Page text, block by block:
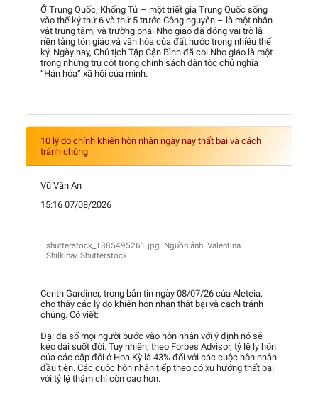
Ở Trung Quốc, Khổng Tử – một triết gia Trung Quốc sống
vào thế kỷ thứ 6 và thứ 5 trước Công nguyên – là một nhân
vật trung tâm, và trường phái Nho giáo đã đóng vai trò là
nền tảng tôn giáo và văn hóa của đất nước trong nhiều thế
kỷ. Ngày nay, Chủ tịch Tập Cận Bình đã coi Nho giáo là một
trong những trụ cột trong chính sách dân tộc chủ nghĩa
“Hán hóa” xã hội của mình.
10 lý do chính khiến hôn nhân ngày nay thất bại và cách
tránh chúng
Vũ Văn An
15:16 07/08/2026
shutterstock_1885495261.jpg. Nguồn ảnh: Valentina
Shilkina/ Shutterstock
Cerith Gardiner, trong bản tin ngày 08/07/26 của Aleteia,
cho thấy các lý do khiến hôn nhân thất bại và cách tránh
chúng. Cô viết:
Đại đa số mọi người bước vào hôn nhân với ý định nó sẽ
kéo dài suốt đời. Tuy nhiên, theo Forbes Advisor, tỷ lệ ly hôn
của các cặp đôi ở Hoa Kỳ là 43% đối với các cuộc hôn nhân
đầu tiên. Các cuộc hôn nhân tiếp theo có xu hướng thất bại
với tỷ lệ thậm chí còn cao hơn.